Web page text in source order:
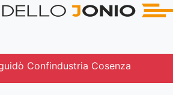
Confindustria Cosenza